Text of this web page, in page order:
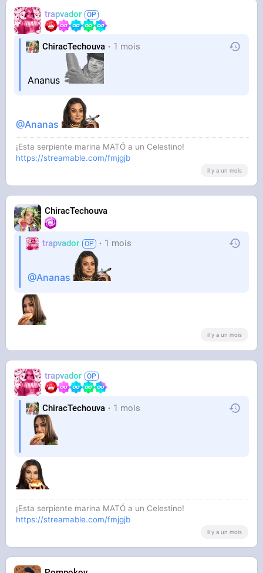
trapvador
ChiracTechouva 1 mois
Ananus
@Ananas
¡Esta serpiente marina MATÓ a un Celestino!
https://streamable.com/fmjgjb
il y a un mois
ChiracTechouva
trapvador 1 mois
@Ananas
il y a un mois
trapvador
ChiracTechouva 1 mois
¡Esta serpiente marina MATÓ a un Celestino!
https://streamable.com/fmjgjb
il y a un mois